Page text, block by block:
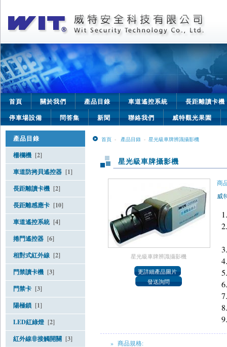
首頁 關於我們 產品目錄 車道遙控系統
長距離讀卡機
停車場設備
問答集 新聞 聯絡我們 威特觀光果園
產品目錄
柵欄機 [2]
車道防拷貝遙控器 [1]
長距離讀卡機 [2]
長距離感應卡 [10]
車道遙控系統 [4]
捲門遙控器 [6]
相對式紅外線 [2]
門禁讀卡機 [3]
門禁卡 [3]
陽極鎖 [1]
LED紅綠燈 [2]
紅外線非接觸開關 [3]
首頁 - 產品目錄 - 星光級車牌辨識攝影機
星光級車牌攝影機
星光級車牌辨識攝影機
商
威
» 商品規格: